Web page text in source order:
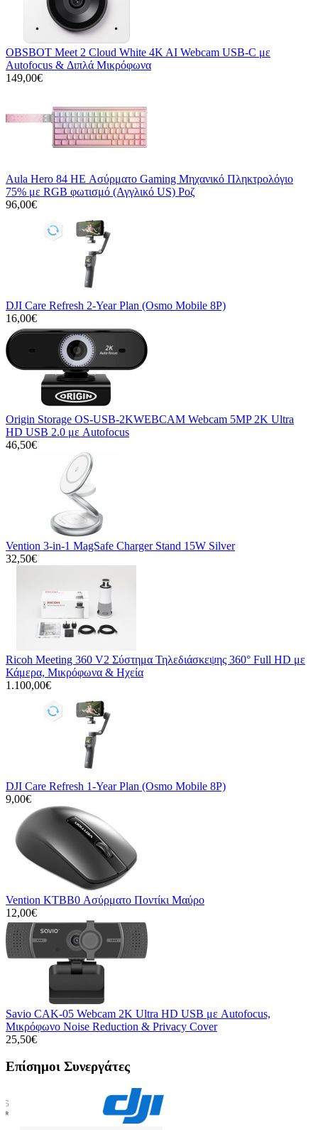
OBSBOT Meet 2 Cloud White 4K AI Webcam USB-C με
Autofocus & Διπλά Μικρόφωνα
149,00€
Aula Hero 84 HE Ασύρματο Gaming Μηχανικό Πληκτρολόγιο
75% με RGB φωτισμό (Αγγλικό US) Ροζ
96,00€
DJI Care Refresh 2-Year Plan (Osmo Mobile 8P)
16,00€
Origin Storage OS-USB-2KWEBCAM Webcam 5MP 2K Ultra
HD USB 2.0 με Autofocus
46,50€
Vention 3-in-1 MagSafe Charger Stand 15W Silver
32,50€
Ricoh Meeting 360 V2 Σύστημα Τηλεδιάσκεψης 360° Full HD με
Κάμερα, Μικρόφωνα & Ηχεία
1.100,00€
DJI Care Refresh 1-Year Plan (Osmo Mobile 8P)
9,00€
Vention KTBB0 Ασύρματο Ποντίκι Μαύρο
12,00€
Savio CAK-05 Webcam 2K Ultra HD USB με Autofocus,
Μικρόφωνο Noise Reduction & Privacy Cover
25,50€
Επίσημοι Συνεργάτες